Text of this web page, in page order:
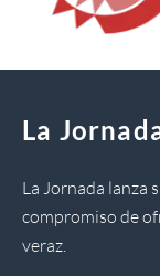
La
La Jornada lanza
compromiso de
veraz.